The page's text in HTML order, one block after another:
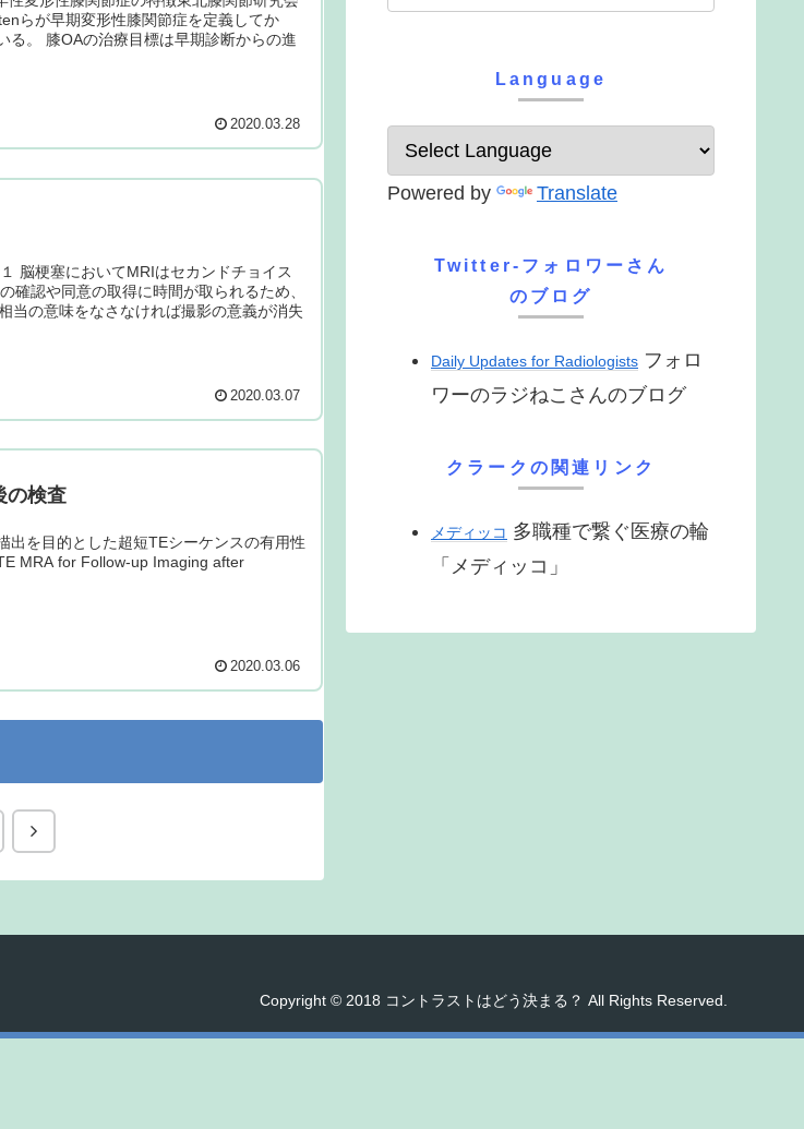
らが早期変形性膝関節症を定義してか
る。 膝OAの治療目標は早期診断からの進
2020.03.28
脳梗塞においてMRIはセカンドチョイス
確認や同意の取得に時間が取られるため、
当の意味をなさなければ撮影の意義が消失
2020.03.07
の検査
出を目的とした超短TEシーケンスの有用性
MRA for Follow-up Imaging after
2020.03.06
Language
Powered by Translate
Twitter-フォロワーさん
のブログ
Daily Updates for Radiologists フォロ
ワーのラジねこさんのブログ
クラークの関連リンク
メディッコ 多職種で繋ぐ医療の輪
「メディッコ」
Copyright © 2018 コントラストはどう決まる？ All Rights Reserved.